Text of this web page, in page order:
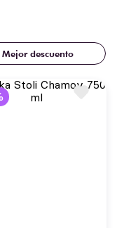
Mejor descuento